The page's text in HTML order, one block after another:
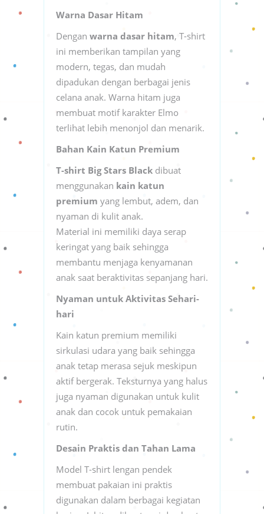
Warna Dasar Hitam
Dengan warna dasar hitam, T-shirt
ini memberikan tampilan yang
modern, tegas, dan mudah
dipadukan dengan berbagai jenis
celana anak. Warna hitam juga
membuat motif karakter Elmo
terlihat lebih menonjol dan menarik.
Bahan Kain Katun Premium
T-shirt Big Stars Black dibuat
menggunakan kain katun
premium yang lembut, adem, dan
nyaman di kulit anak.
Material ini memiliki daya serap
keringat yang baik sehingga
membantu menjaga kenyamanan
anak saat beraktivitas sepanjang hari.
Nyaman untuk Aktivitas Sehari-
hari
Kain katun premium memiliki
sirkulasi udara yang baik sehingga
anak tetap merasa sejuk meskipun
aktif bergerak. Teksturnya yang halus
juga nyaman digunakan untuk kulit
anak dan cocok untuk pemakaian
rutin.
Desain Praktis dan Tahan Lama
Model T-shirt lengan pendek
membuat pakaian ini praktis
digunakan dalam berbagai kegiatan